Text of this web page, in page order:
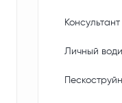
Личный